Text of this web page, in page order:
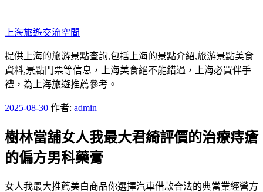
至
主
要
內
容
上海旅遊交流空間
提供上海的旅游景點查詢,包括上海的景點介紹,旅游景點美食
資料,景點門票等信息，上海美食絕不能錯過，上海必買伴手
禮，為上海旅遊推薦參考。
發
於
2025-08-30 作者: admin
樹林當舖女人我最大君綺評價的治療痔瘡
的偏方男科藥膏
女人我最大推薦美白商品你選擇汽車借款合法的典當業經營方